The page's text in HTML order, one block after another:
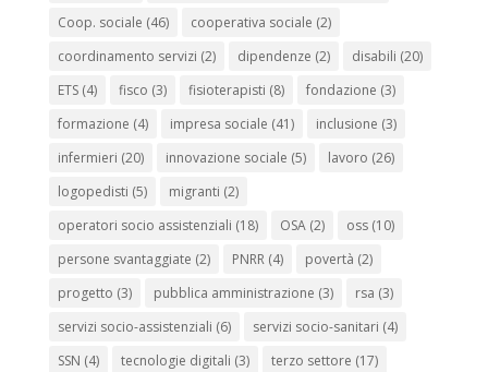
Coop. sociale (46) cooperativa sociale (2)
coordinamento servizi (2) dipendenze (2) disabili (20)
ETS(4) fisco (3) fisioterapisti (8) fondazione (3)
formazione (4) impresa sociale (41) inclusione (3)
infermieri (20) innovazione sociale (5) lavoro (26)
logopedisti (5) migranti (2)
operatori socio assistenziali (18) OSA(2) oss(10)
persone svantaggiate (2) PNRR(4) povertà (2)
progetto (3) pubblica amministrazione (3) rsa (3)
servizi socio-assistenziali (6) servizi socio-sanitari (4)
SSN (4) tecnologie digitali (3) terzo settore (17)